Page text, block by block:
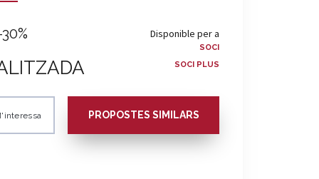
Disponible per a
SOCI
SOCI PLUS
PROPOSTES SIMILARS